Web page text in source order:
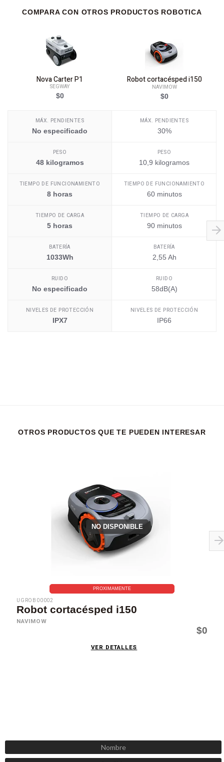
COMPARA CON OTROS PRODUCTOS ROBOTICA
Nova Carter P1
SEGWAY
$0
MÁX. PENDIENTES
No especificado
PESO
48 kilogramos
TIEMPO DE FUNCIONAMIENTO
8 horas
TIEMPO DE CARGA
5 horas
BATERÍA
1033Wh
RUIDO
No especificado
NIVELES DE PROTECCIÓN
IPX7
Robot cortacésped i150
NAVIMOW
$0
MÁX. PENDIENTES
30%
PESO
10,9 kilogramos
TIEMPO DE FUNCIONAMIENTO
60 minutos
TIEMPO DE CARGA
90 minutos
BATERÍA
2,55 Ah
RUIDO
58dB(A)
NIVELES DE PROTECCIÓN
IP66
OTROS PRODUCTOS QUE TE PUEDEN INTERESAR
NO DISPONIBLE
PROXIMAMENTE
UGROB00002
Robot cortacésped i150
NAVIMOW
$0
VER DETALLES